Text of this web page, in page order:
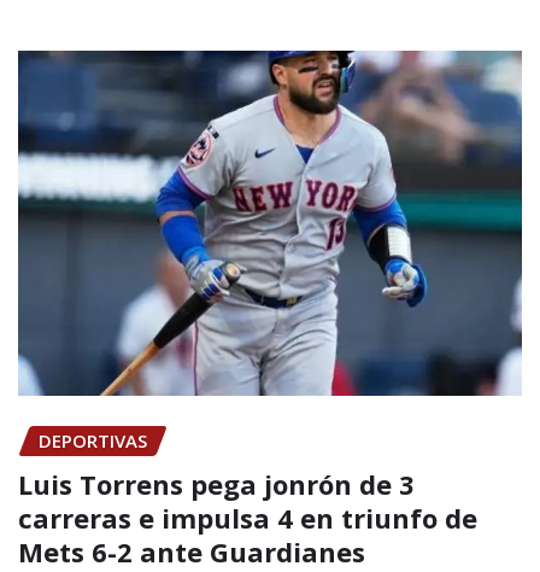
DEPORTIVAS
Luis Torrens pega jonrón de 3
carreras e impulsa 4 en triunfo de
Mets 6-2 ante Guardianes